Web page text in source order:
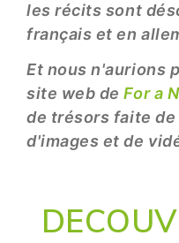
les récits sont
français et en
Et nous n'aurions
site web deFor a
de trésors faite de
d'images et de